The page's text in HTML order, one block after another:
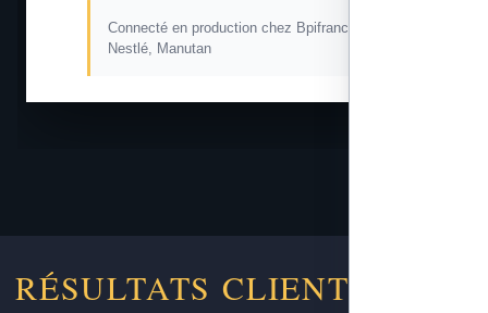
Connecté en production chez Bpifrance, L'Oréal,
Nestlé, Manutan
RÉSULTATS CLIENTS